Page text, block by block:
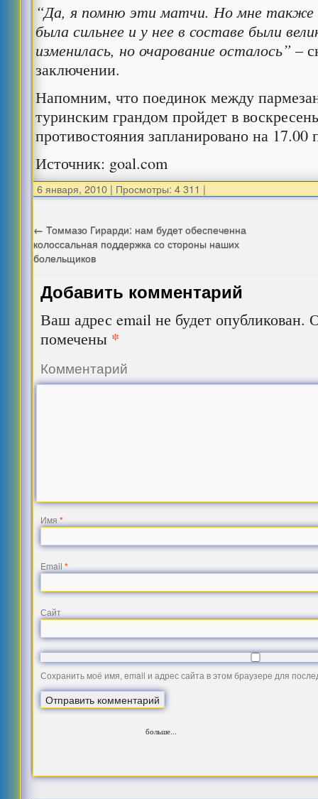
“Да, я помню эти матчи. Но мне также
была сильнее и у нее в составе были
изменилась, но очарование осталось” –
заключении.
Напомним, что поединок между
туринским грандом пройдет в
противостояния запланировано на
Источник: goal.com
6 января, 2010 | Просмотры: 4 311 |
← Томмазо Гирарди: нам будет обеспеченна
колоссальная поддержка со стороны наших
болельщиков
Добавить комментарий
Ваш адрес email не будет опубликован.
помечены *
Комментарий
Имя*
Email*
Сайт
Сохранить моё имя, email и адрес сайта в этом браузере для
больше...